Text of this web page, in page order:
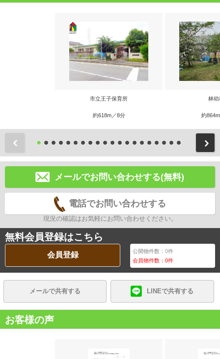
市立王子保育所
約618m／8分
林幼
約
メールでお問い合わせする(無料)
電話でお問い合わせする
現況の確認はお気軽にお問い合わせください。
無料会員登録はこちら
会員登録 公開物件数：0件
会員物件数：0件
メールで共有する LINEで共有する
お客様の声